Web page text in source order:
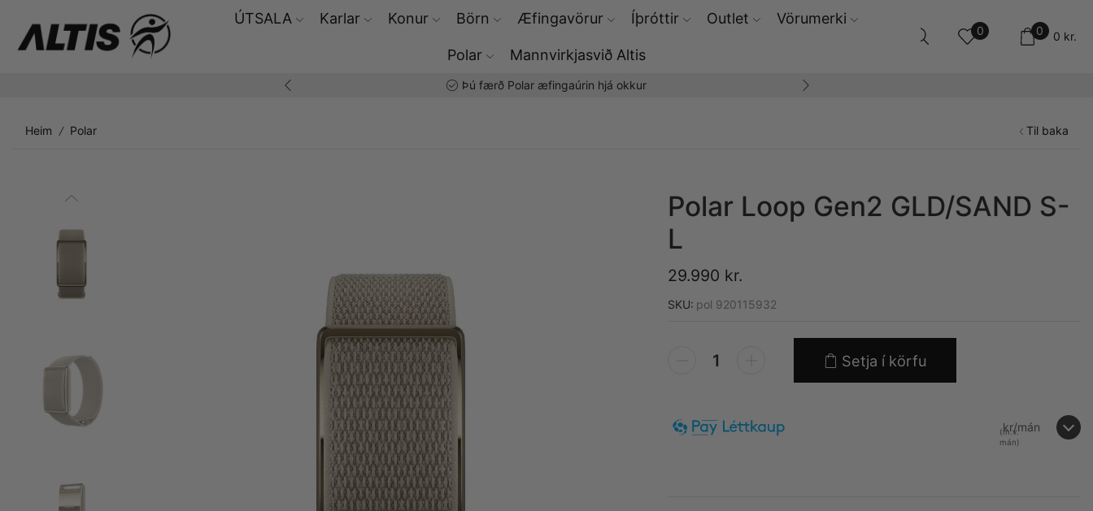
ÚTSALA Karlar Konur Börn Æfingavörur Íþróttir Outlet Vörumerki
Polar Mannvirkjasvið Altis
0 0 0 kr.
Þú færð Polar æfingaúrin hjá okkur
Heim / Polar Til baka
Polar Loop Gen2 GLD/SAND S-
L
29.990 kr.
SKU: pol 920115932
Setja í körfu
kr/mán
(m.v.
mán)